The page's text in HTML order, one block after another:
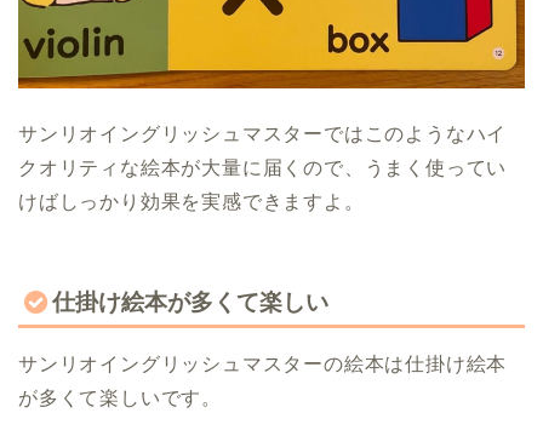
サンリオイングリッシュマスターではこのようなハイ
クオリティな絵本が大量に届くので、うまく使ってい
けばしっかり効果を実感できますよ。
仕掛け絵本が多くて楽しい
サンリオイングリッシュマスターの絵本は仕掛け絵本
が多くて楽しいです。